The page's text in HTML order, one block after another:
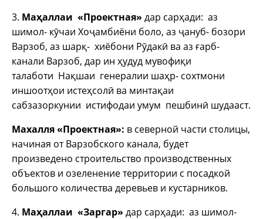
3. Маҳаллаи «Проектная» дар сарҳади: аз
шимол- кӯчаи Хоҷамбиёни боло, аз ҷануб- бозори
Варзоб, аз шарқ- хиёбони Рӯдакӣ ва аз ғарб-
канали Варзоб, дар ин ҳудуд мувофиқи
талаботи Нақшаи генералии шаҳр- сохтмони
иншоотҳои истеҳсолӣ ва минтақаи
сабзазоркунии истифодаи умум пешбинӣ шудааст.
Махалля «Проектная»: в северной части столицы,
начиная от Варзобского канала, будет
произведено строительство производственных
объектов и озеленение территории с посадкой
большого количества деревьев и кустарников.
4. Маҳаллаи «Заргар» дар сарҳади: аз шимол-